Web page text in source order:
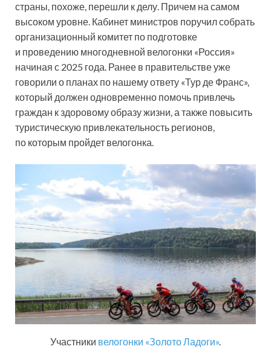
страны, похоже, перешли к делу. Причем на самом
высоком уровне. Кабинет министров поручил собрать
организационный комитет по подготовке
и проведению многодневной велогонки «Россия»
начиная с 2025 года. Ранее в правительстве уже
говорили о планах по нашему ответу «Тур де Франс»,
который должен одновременно помочь привлечь
граждан к здоровому образу жизни, а также повысить
туристическую привлекательность регионов,
по которым пройдет велогонка.
Участники велогонки «Золото Ладоги».